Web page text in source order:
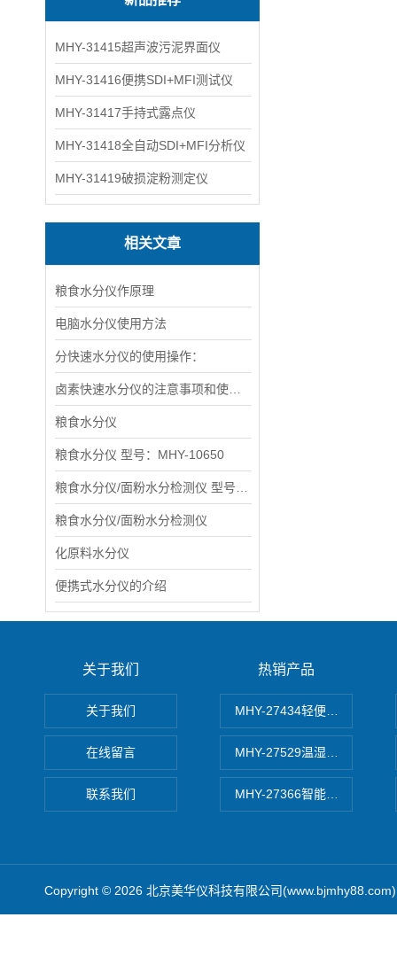
MHY-31415超声波污泥界面仪
MHY-31416便携SDI+MFI测试仪
MHY-31417手持式露点仪
MHY-31418全自动SDI+MFI分析仪
MHY-31419破损淀粉测定仪
相关文章
粮食水分仪作原理
电脑水分仪使用方法
分快速水分仪的使用操作：
粮食水分仪
粮食水分仪 型号：MHY-10650
粮食水分仪/面粉水分检测仪
化原料水分仪
便携式水分仪的介绍
关于我们
关于我们
在线留言
联系我们
热销产品
MHY-27434轻便式自动水质
MHY-27529温湿度记录仪
MHY-27366智能数字微压计
Copyright © 2026 北京美华仪科技有限公司